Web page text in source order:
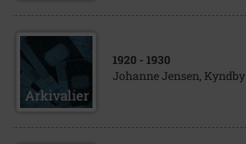
1920 - 1930
Johanne Jensen, Kyndby